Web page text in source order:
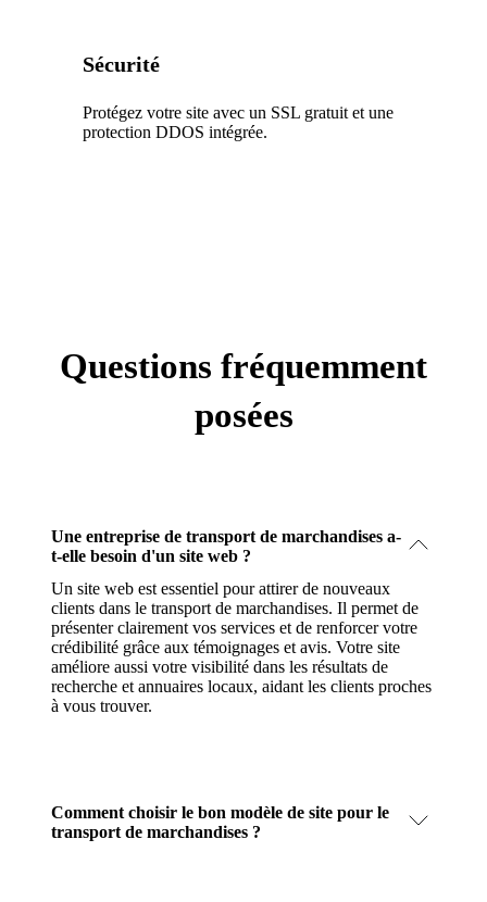
Sécurité
Protégez votre site avec un SSL gratuit et une
protection DDOS intégrée.
Questions fréquemment
posées
Une entreprise de transport de marchandises a-
t-elle besoin d'un site web ?
Un site web est essentiel pour attirer de nouveaux
clients dans le transport de marchandises. Il permet de
présenter clairement vos services et de renforcer votre
crédibilité grâce aux témoignages et avis. Votre site
améliore aussi votre visibilité dans les résultats de
recherche et annuaires locaux, aidant les clients proches
à vous trouver.
Comment choisir le bon modèle de site pour le
transport de marchandises ?